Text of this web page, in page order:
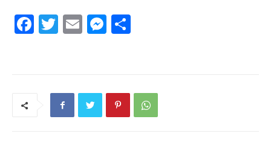
Facebook
Twitter
EmailMessenger